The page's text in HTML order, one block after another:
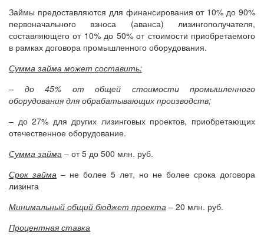
Займы предоставляются для финансирования от 10% до 90%
первоначального взноса (аванса) лизингополучателя,
составляющего от 10% до 50% от стоимости приобретаемого
в рамках договора промышленного оборудования.
Сумма займа может составить:
– до 45% от общей стоимости промышленного
оборудования для обрабатывающих производств;
– до 27% для других лизинговых проектов, приобретающих
отечественное оборудование.
Сумма займа – от 5 до 500 млн. руб.
Срок займа – не более 5 лет, но не более срока договора
лизинга
Минимальный общий бюджет проекта – 20 млн. руб.
Процентная ставка